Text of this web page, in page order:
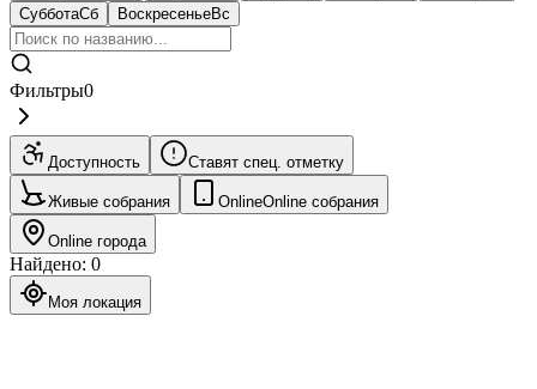
СубботаСб ВоскресеньеВс
Фильтры0
Доступность Ставят спец. отметку
Живые собрания OnlineOnline собрания
Online города
Найдено: 0
Моя локация